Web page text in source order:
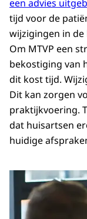
een advies
tijd voor de
wijzigingen in
Om MTVP een
bekostiging van
dit kost tijd.
Dit kan zorgen
praktijkvoering.
dat huisartsen
huidige